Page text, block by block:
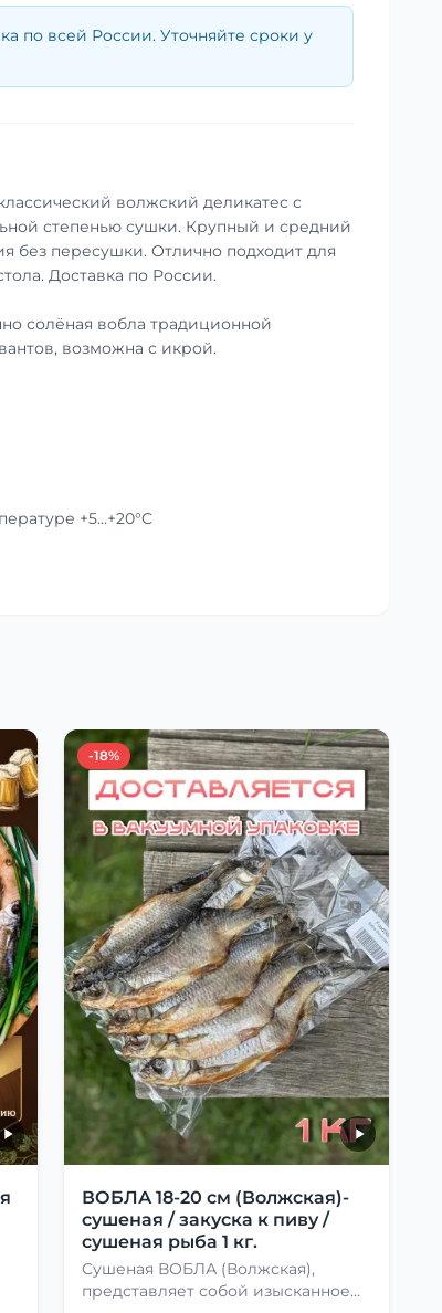
по всей России. Уточняйте сроки у
волжский деликатес с
степенью сушки. Крупный и средний
без пересушки. Отлично подходит для
Доставка по России.
солёная вобла традиционной
возможна с икрой.
+5…+20°C
-18%
ВОБЛА 18-20 см (Волжская)-
сушеная / закуска к пиву /
сушеная рыба 1 кг.
Сушеная ВОБЛА (Волжская),
представляет собой изысканное